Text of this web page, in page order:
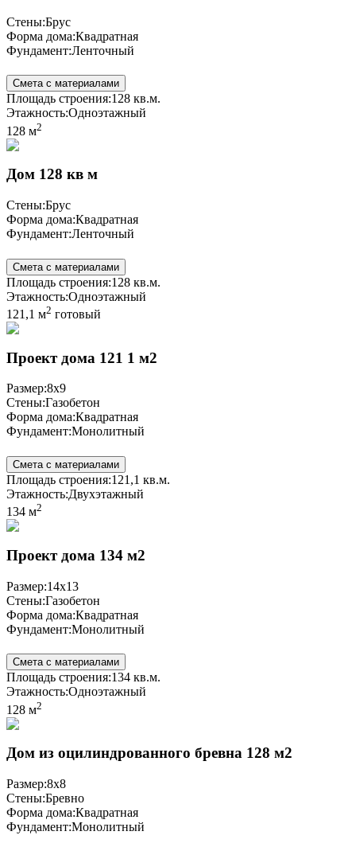
Стены:Брус
Форма дома:Квадратная
Фундамент:Ленточный
Смета с материалами
Площадь строения:128 кв.м.
Этажность:Одноэтажный
128 м2
Дом 128 кв м
Стены:Брус
Форма дома:Квадратная
Фундамент:Ленточный
Смета с материалами
Площадь строения:128 кв.м.
Этажность:Одноэтажный
121,1 м2 готовый
Проект дома 121 1 м2
Размер:8x9
Стены:Газобетон
Форма дома:Квадратная
Фундамент:Монолитный
Смета с материалами
Площадь строения:121,1 кв.м.
Этажность:Двухэтажный
134 м2
Проект дома 134 м2
Размер:14x13
Стены:Газобетон
Форма дома:Квадратная
Фундамент:Монолитный
Смета с материалами
Площадь строения:134 кв.м.
Этажность:Одноэтажный
128 м2
Дом из оцилиндрованного бревна 128 м2
Размер:8x8
Стены:Бревно
Форма дома:Квадратная
Фундамент:Монолитный